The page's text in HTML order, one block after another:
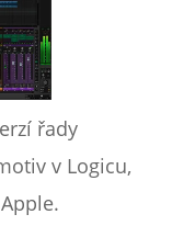
řady
v Logicu,